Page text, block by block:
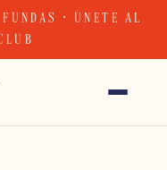
· ÚNETE AL